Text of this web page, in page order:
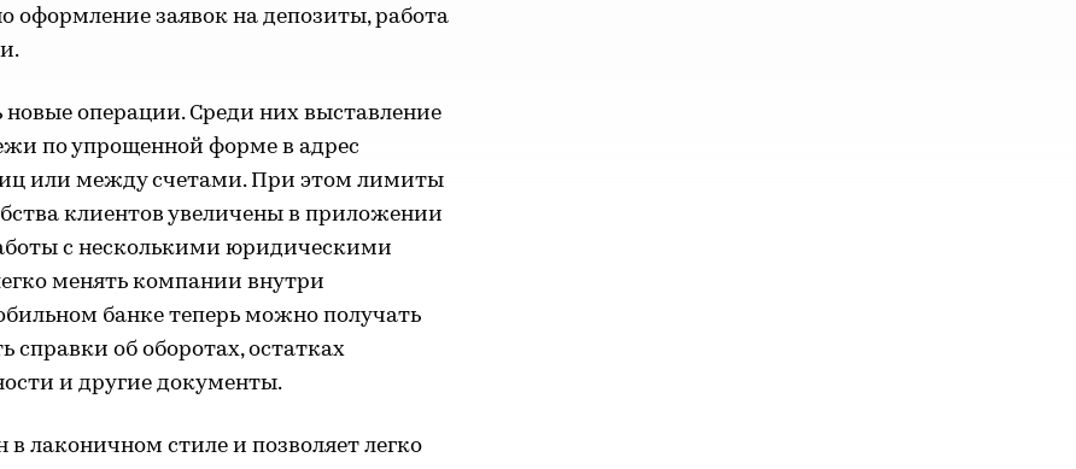
оформление заявок на депозиты, работа
операции. Среди них выставление
по упрощенной форме в адрес
или между счетами. При этом лимиты
клиентов увеличены в приложении
с несколькими юридическими
менять компании внутри
банке теперь можно получать
справки об оборотах, остатках
и другие документы.
лаконичном стиле и позволяет легко